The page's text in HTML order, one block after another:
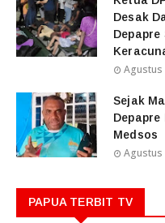
Desak
Agustus
Sejak
Medsos
Agustus
PAPUA TERBIT TV